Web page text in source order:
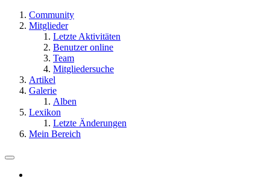
Community
Mitglieder
Letzte Aktivitäten
Benutzer online
Team
Mitgliedersuche
Artikel
Galerie
Alben
Lexikon
Letzte Änderungen
Mein Bereich